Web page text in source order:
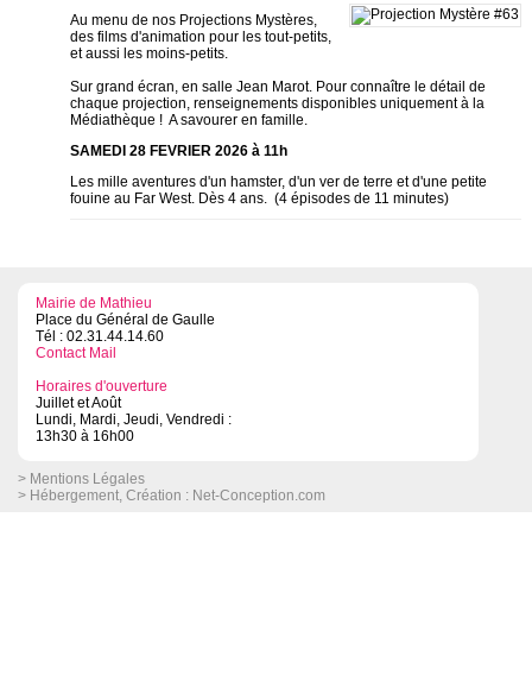
Au menu de nos Projections Mystères,
des films d'animation pour les tout-petits,
et aussi les moins-petits.
Sur grand écran, en salle Jean Marot. Pour connaître le détail de
chaque projection, renseignements disponibles uniquement à la
Médiathèque ! A savourer en famille.
SAMEDI 28 FEVRIER 2026 à 11h
Les mille aventures d'un hamster, d'un ver de terre et d'une petite
fouine au Far West. Dès 4 ans. (4 épisodes de 11 minutes)
Mairie de Mathieu
Place du Général de Gaulle
Tél : 02.31.44.14.60
Contact Mail
Horaires d'ouverture
Juillet et Août
Lundi, Mardi, Jeudi, Vendredi :
13h30 à 16h00
> Mentions Légales
> Hébergement, Création : Net-Conception.com